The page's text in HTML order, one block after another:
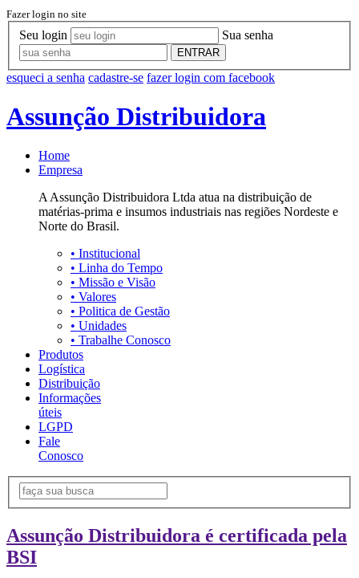
Fazer login no site
Seu login Sua senha
ENTRAR
esqueci a senha cadastre-se fazer login com facebook
Assunção Distribuidora
Home
Empresa
A Assunção Distribuidora Ltda atua na distribuição de
matérias-prima e insumos industriais nas regiões Nordeste e
Norte do Brasil.
• Institucional
• Linha do Tempo
• Missão e Visão
• Valores
• Politica de Gestão
• Unidades
• Trabalhe Conosco
Produtos
Logística
Distribuição
Informações
úteis
LGPD
Fale
Conosco
Assunção Distribuidora é certificada pela
BSI